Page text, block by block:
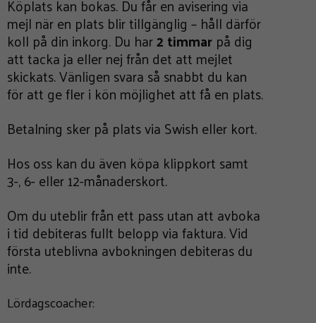
Köplats kan bokas. Du får en avisering via
mejl när en plats blir tillgänglig – håll därför
koll på din inkorg. Du har2 timmar på dig
att tacka ja eller nej från det att mejlet
skickats. Vänligen svara så snabbt du kan
för att ge fler i kön möjlighet att få en plats.
Betalning sker på plats via Swish eller kort.
Hos oss kan du även köpa klippkort samt
3-, 6- eller 12-månaderskort.
Om du uteblir från ett pass utan att avboka
i tid debiteras fullt belopp via faktura. Vid
första uteblivna avbokningen debiteras du
inte.
Lördagscoacher: